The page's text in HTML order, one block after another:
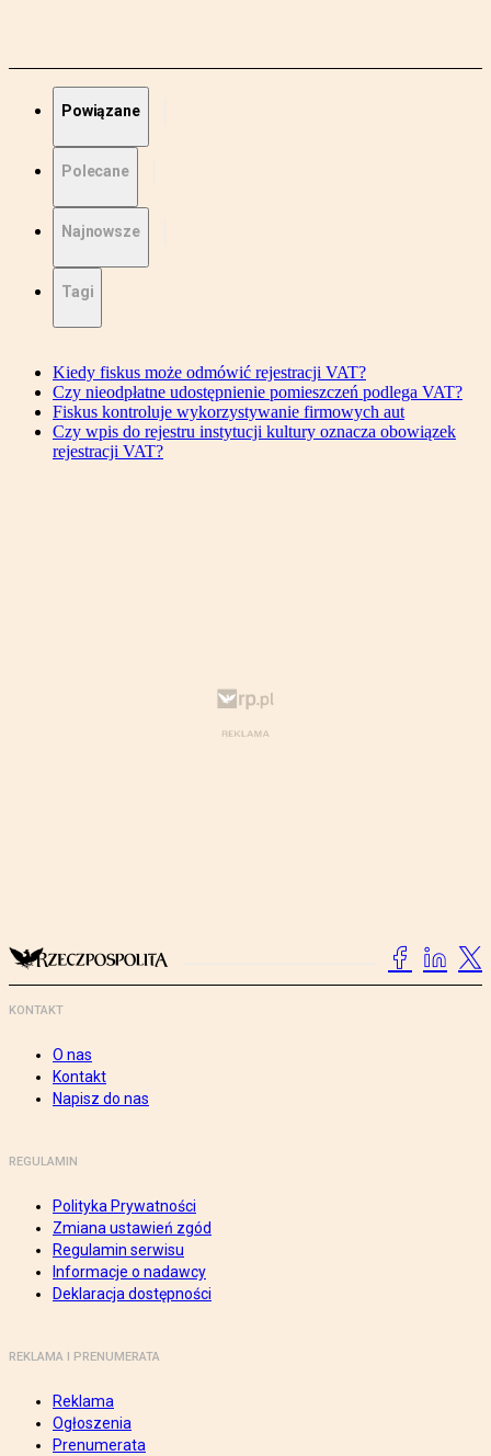
Powiązane
Polecane
Najnowsze
Tagi
Kiedy fiskus może odmówić rejestracji VAT?
Czy nieodpłatne udostępnienie pomieszczeń podlega VAT?
Fiskus kontroluje wykorzystywanie firmowych aut
Czy wpis do rejestru instytucji kultury oznacza obowiązek
rejestracji VAT?
KONTAKT
O nas
Kontakt
Napisz do nas
REGULAMIN
Polityka Prywatności
Zmiana ustawień zgód
Regulamin serwisu
Informacje o nadawcy
Deklaracja dostępności
REKLAMA I PRENUMERATA
Reklama
Ogłoszenia
Prenumerata